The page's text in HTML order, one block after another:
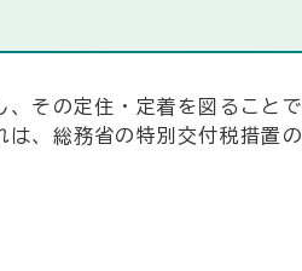
その定住・定着を図ること
、総務省の特別交付税措置